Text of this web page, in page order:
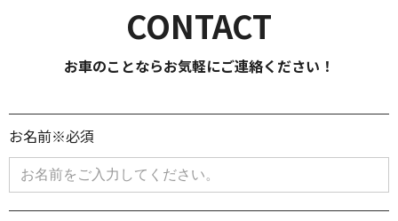
CONTACT
お車のことならお気軽にご連絡ください！
お名前※必須